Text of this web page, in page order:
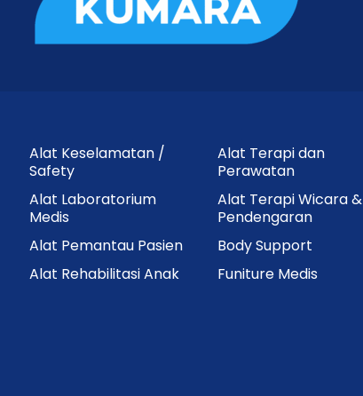
Alat Keselamatan /
Safety
Alat Laboratorium
Medis
Alat Pemantau Pasien
Alat Rehabilitasi Anak
Alat Terapi dan
Perawatan
Alat Terapi Wicara &
Pendengaran
Body Support
Funiture Medis